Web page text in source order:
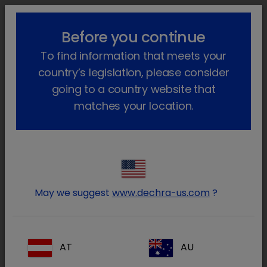
!-- Google Tag Manager -->
lock_outline search menu
Home Prodotti
Animali da reddito
Farmaci su prescrizione
Tacchino
lockEntra nell’area riservata ai
Before you continue
To find information that meets your
country’s legislation, please consider
going to a country website that
matches your location.
May we suggest www.dechra-us.com ?
AT AU